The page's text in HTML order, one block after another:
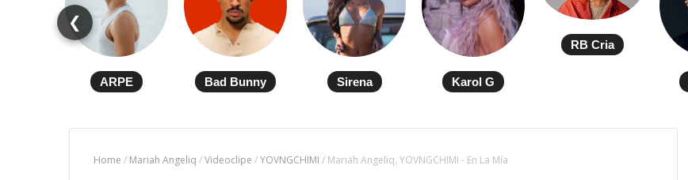
❮
ARPE Bad Bunny Sirena Karol G
RB Cria
Home / Mariah Angeliq /Videoclipe /YOVNGCHIMI / Mariah Angeliq, YOVNGCHIMI - En La Mía